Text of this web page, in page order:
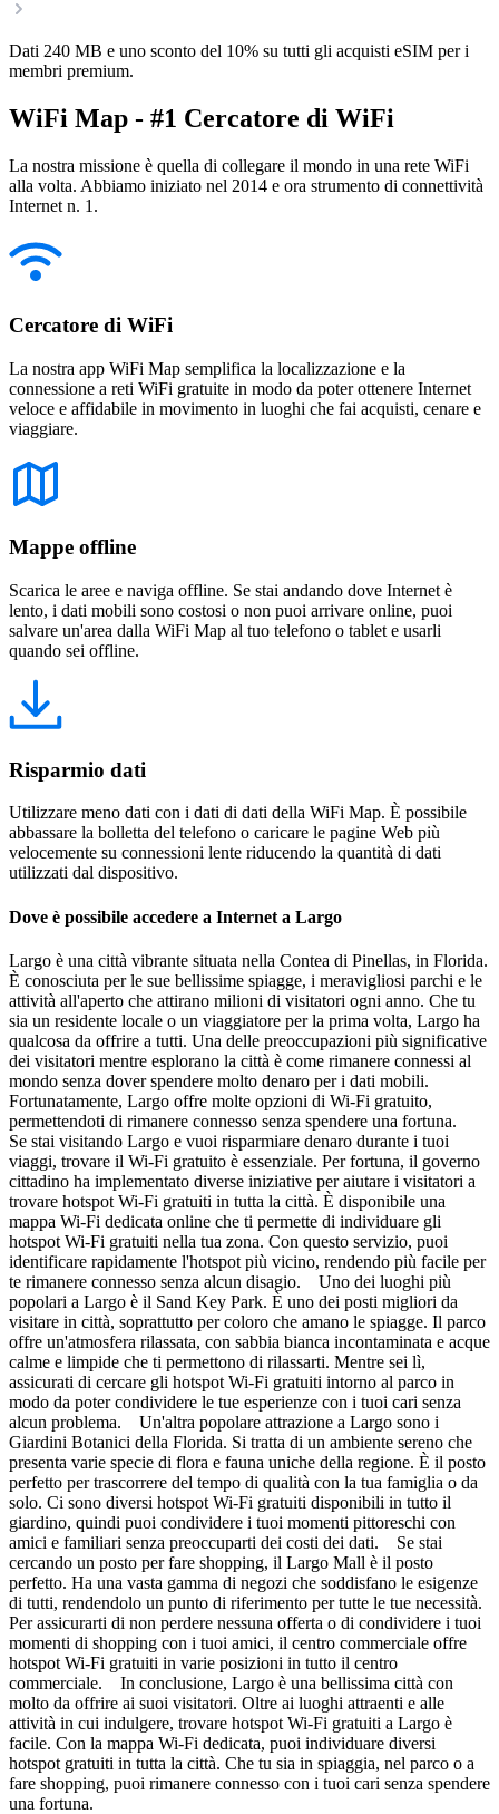
Dati 240 MB e uno sconto del 10% su tutti gli acquisti eSIM per i
membri premium.
WiFi Map - #1 Cercatore di WiFi
La nostra missione è quella di collegare il mondo in una rete WiFi
alla volta. Abbiamo iniziato nel 2014 e ora strumento di connettività
Internet n. 1.
Cercatore di WiFi
La nostra app WiFi Map semplifica la localizzazione e la
connessione a reti WiFi gratuite in modo da poter ottenere Internet
veloce e affidabile in movimento in luoghi che fai acquisti, cenare e
viaggiare.
Mappe offline
Scarica le aree e naviga offline. Se stai andando dove Internet è
lento, i dati mobili sono costosi o non puoi arrivare online, puoi
salvare un'area dalla WiFi Map al tuo telefono o tablet e usarli
quando sei offline.
Risparmio dati
Utilizzare meno dati con i dati di dati della WiFi Map. È possibile
abbassare la bolletta del telefono o caricare le pagine Web più
velocemente su connessioni lente riducendo la quantità di dati
utilizzati dal dispositivo.
Dove è possibile accedere a Internet a Largo
Largo è una città vibrante situata nella Contea di Pinellas, in Florida.
È conosciuta per le sue bellissime spiagge, i meravigliosi parchi e le
attività all'aperto che attirano milioni di visitatori ogni anno. Che tu
sia un residente locale o un viaggiatore per la prima volta, Largo ha
qualcosa da offrire a tutti. Una delle preoccupazioni più significative
dei visitatori mentre esplorano la città è come rimanere connessi al
mondo senza dover spendere molto denaro per i dati mobili.
Fortunatamente, Largo offre molte opzioni di Wi-Fi gratuito,
permettendoti di rimanere connesso senza spendere una fortuna.
Se stai visitando Largo e vuoi risparmiare denaro durante i tuoi
viaggi, trovare il Wi-Fi gratuito è essenziale. Per fortuna, il governo
cittadino ha implementato diverse iniziative per aiutare i visitatori a
trovare hotspot Wi-Fi gratuiti in tutta la città. È disponibile una
mappa Wi-Fi dedicata online che ti permette di individuare gli
hotspot Wi-Fi gratuiti nella tua zona. Con questo servizio, puoi
identificare rapidamente l'hotspot più vicino, rendendo più facile per
te rimanere connesso senza alcun disagio. Uno dei luoghi più
popolari a Largo è il Sand Key Park. È uno dei posti migliori da
visitare in città, soprattutto per coloro che amano le spiagge. Il parco
offre un'atmosfera rilassata, con sabbia bianca incontaminata e acque
calme e limpide che ti permettono di rilassarti. Mentre sei lì,
assicurati di cercare gli hotspot Wi-Fi gratuiti intorno al parco in
modo da poter condividere le tue esperienze con i tuoi cari senza
alcun problema. Un'altra popolare attrazione a Largo sono i
Giardini Botanici della Florida. Si tratta di un ambiente sereno che
presenta varie specie di flora e fauna uniche della regione. È il posto
perfetto per trascorrere del tempo di qualità con la tua famiglia o da
solo. Ci sono diversi hotspot Wi-Fi gratuiti disponibili in tutto il
giardino, quindi puoi condividere i tuoi momenti pittoreschi con
amici e familiari senza preoccuparti dei costi dei dati. Se stai
cercando un posto per fare shopping, il Largo Mall è il posto
perfetto. Ha una vasta gamma di negozi che soddisfano le esigenze
di tutti, rendendolo un punto di riferimento per tutte le tue necessità.
Per assicurarti di non perdere nessuna offerta o di condividere i tuoi
momenti di shopping con i tuoi amici, il centro commerciale offre
hotspot Wi-Fi gratuiti in varie posizioni in tutto il centro
commerciale. In conclusione, Largo è una bellissima città con
molto da offrire ai suoi visitatori. Oltre ai luoghi attraenti e alle
attività in cui indulgere, trovare hotspot Wi-Fi gratuiti a Largo è
facile. Con la mappa Wi-Fi dedicata, puoi individuare diversi
hotspot gratuiti in tutta la città. Che tu sia in spiaggia, nel parco o a
fare shopping, puoi rimanere connesso con i tuoi cari senza spendere
una fortuna.